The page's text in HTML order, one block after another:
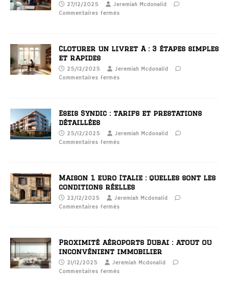
27/12/2025
Jeremiah Mcdonalid
Commentaires fermés
Cloturer un livret A : 3 étapes simples
et rapides
25/12/2025
Jeremiah Mcdonalid
Commentaires fermés
Eseis Syndic : tarifs et prestations
détaillées
25/12/2025
Jeremiah Mcdonalid
Commentaires fermés
Maison 1 euro Italie : quelles sont les
conditions réelles
22/12/2025
Jeremiah Mcdonalid
Commentaires fermés
Proximité aéroports Dubai : atout ou
inconvénient immobilier
21/12/2025
Jeremiah Mcdonalid
Commentaires fermés